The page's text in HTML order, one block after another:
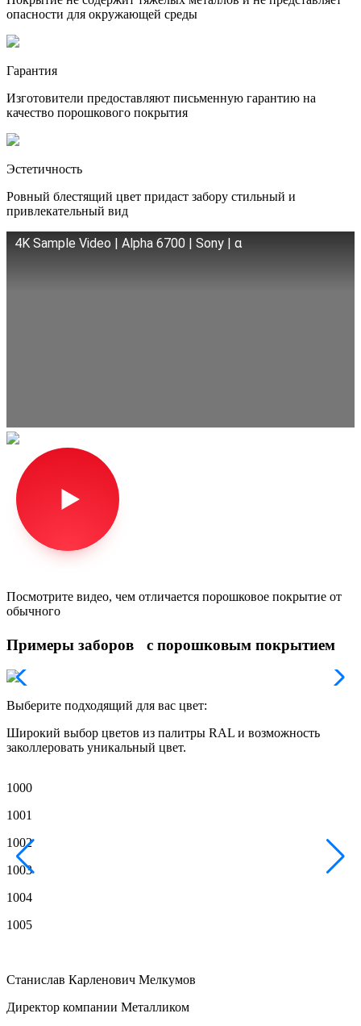
опасности для окружающей среды
Гарантия
Изготовители предоставляют письменную гарантию на
качество порошкового покрытия
Эстетичность
Ровный блестящий цвет придаст забору стильный и
привлекательный вид
4K Sample Video | Alpha 6700 | Sony | α
Посмотрите видео, чем отличается порошковое покрытие от
обычного
Примеры заборов с порошковым покрытием
Выберите подходящий для вас цвет:
Широкий выбор цветов из палитры RAL и возможность
заколлеровать уникальный цвет.
1000
1001
1002
1003
1004
1005
Станислав Карленович Мелкумов
Директор компании Металликом